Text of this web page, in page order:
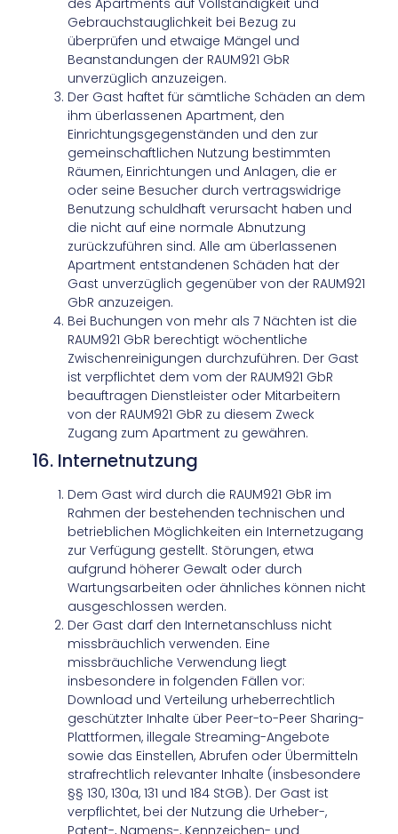
des Apartments auf Vollständigkeit und
Gebrauchstauglichkeit bei Bezug zu
überprüfen und etwaige Mängel und
Beanstandungen der RAUM921 GbR
unverzüglich anzuzeigen.
Der Gast haftet für sämtliche Schäden an dem
ihm überlassenen Apartment, den
Einrichtungsgegenständen und den zur
gemeinschaftlichen Nutzung bestimmten
Räumen, Einrichtungen und Anlagen, die er
oder seine Besucher durch vertragswidrige
Benutzung schuldhaft verursacht haben und
die nicht auf eine normale Abnutzung
zurückzuführen sind. Alle am überlassenen
Apartment entstandenen Schäden hat der
Gast unverzüglich gegenüber von der RAUM921
GbR anzuzeigen.
Bei Buchungen von mehr als 7 Nächten ist die
RAUM921 GbR berechtigt wöchentliche
Zwischenreinigungen durchzuführen. Der Gast
ist verpflichtet dem vom der RAUM921 GbR
beauftragen Dienstleister oder Mitarbeitern
von der RAUM921 GbR zu diesem Zweck
Zugang zum Apartment zu gewähren.
16. Internetnutzung
Dem Gast wird durch die RAUM921 GbR im
Rahmen der bestehenden technischen und
betrieblichen Möglichkeiten ein Internetzugang
zur Verfügung gestellt. Störungen, etwa
aufgrund höherer Gewalt oder durch
Wartungsarbeiten oder ähnliches können nicht
ausgeschlossen werden.
Der Gast darf den Internetanschluss nicht
missbräuchlich verwenden. Eine
missbräuchliche Verwendung liegt
insbesondere in folgenden Fällen vor:
Download und Verteilung urheberrechtlich
geschützter Inhalte über Peer-to-Peer Sharing-
Plattformen, illegale Streaming-Angebote
sowie das Einstellen, Abrufen oder Übermitteln
strafrechtlich relevanter Inhalte (insbesondere
§§ 130, 130a, 131 und 184 StGB). Der Gast ist
verpflichtet, bei der Nutzung die Urheber-,